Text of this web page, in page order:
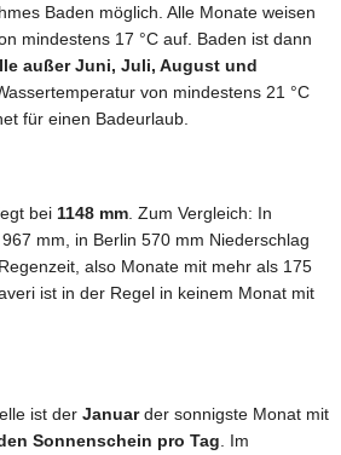
Baden möglich. Alle Monate weisen
mindestens 17 °C auf. Baden ist dann
außer Juni, Juli, August und
von mindestens 21 °C
für einen Badeurlaub.
bei 1148 mm . Zum Vergleich: In
mm, in Berlin 570 mm Niederschlag
also Monate mit mehr als 175
ist in der Regel in keinem Monat mit
ist der Januarder sonnigste Monat mit
Sonnenschein pro Tag . Im